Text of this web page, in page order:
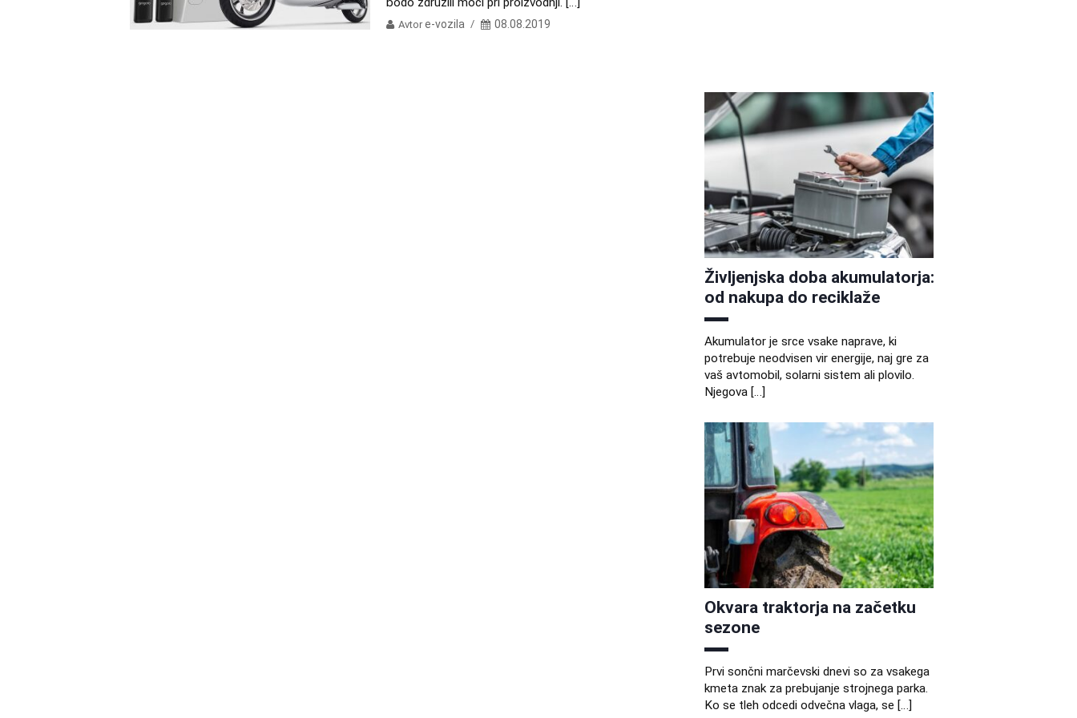
Avtor e-vozila 08.08.2019
Življenjska doba akumulatorja:
od nakupa do reciklaže
Akumulator je srce vsake naprave, ki
potrebuje neodvisen vir energije, naj gre za
vaš avtomobil, solarni sistem ali plovilo.
Njegova […]
Okvara traktorja na začetku
sezone
Prvi sončni marčevski dnevi so za vsakega
kmeta znak za prebujanje strojnega parka.
Ko se tleh odcedi odvečna vlaga, se […]